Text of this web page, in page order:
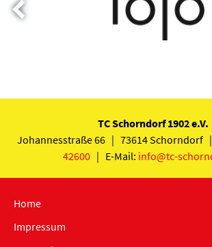
TC Schorndorf 1902 e.V.
Johannesstraße 66 | 73614 Schorndorf
42600 | E-Mail: info@tc-
Home
Impressum